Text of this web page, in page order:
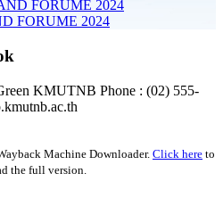
FORUME 2024
KMUTNB Phone : (02) 555-
Machine Downloader. Click here to
the full version.